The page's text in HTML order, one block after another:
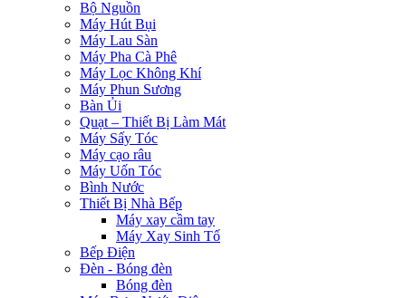
Bộ Nguồn
Máy Hút Bụi
Máy Lau Sàn
Máy Pha Cà Phê
Máy Lọc Không Khí
Máy Phun Sương
Bàn Ủi
Quạt – Thiết Bị Làm Mát
Máy Sấy Tóc
Máy cạo râu
Máy Uốn Tóc
Bình Nước
Thiết Bị Nhà Bếp
Máy xay cầm tay
Máy Xay Sinh Tố
Bếp Điện
Đèn - Bóng đèn
Bóng đèn